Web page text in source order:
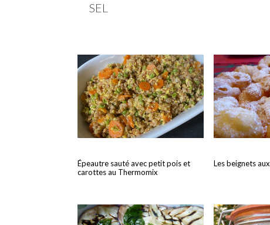
SEL
Épeautre sauté avec petit pois et
carottes au Thermomix
Les beignets